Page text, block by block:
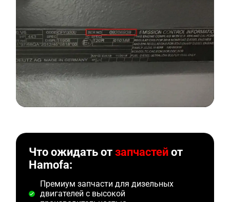
Что ожидать отзапчастей от
Hamofa:
Премиум запчасти для дизельных
двигателей с высокой